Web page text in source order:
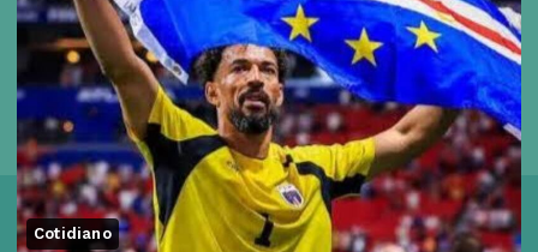
Cotidiano